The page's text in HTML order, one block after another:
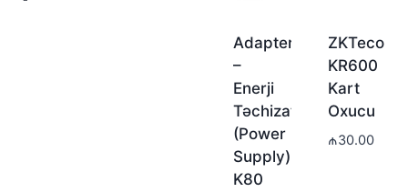
Adapter
–
Enerji
Təchizatı
(Power
Supply)
K80
ZKTeco
KR600
Kart
Oxucu
₼30.00